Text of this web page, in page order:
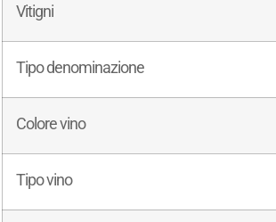
Vitigni
Tipo denominazione
Colore vino
Tipo vino